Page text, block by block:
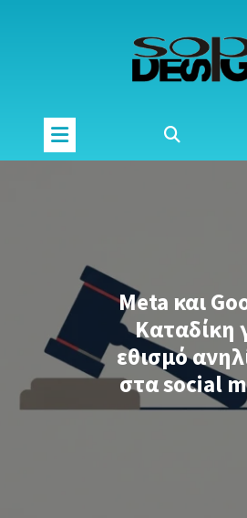
Meta και
Καταδίκη
εθισμό
στα social